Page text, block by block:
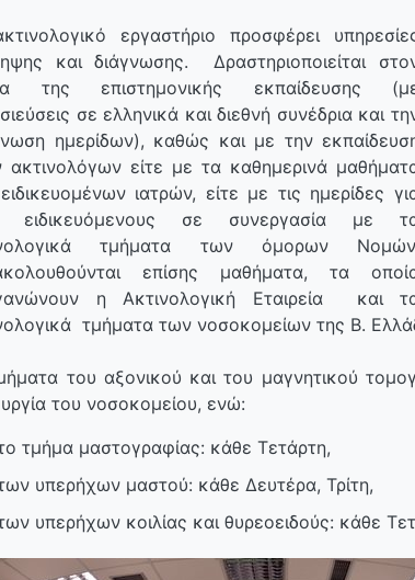
εργαστήριο προσφέρει
και διάγνωσης. Δραστηριοποιείται
της επιστημονικής εκπαίδευσης
σε ελληνικά και διεθνή συνέδρια και
ημερίδων), καθώς και με την
ακτινολόγων είτε με τα καθημερινά
ιατρών, είτε με τις ημερίδες
ειδικευόμενους σε συνεργασία με
τμήματα των όμορων
επίσης μαθήματα, τα
η Ακτινολογική Εταιρεία και
τμήματα των νοσοκομείων της Β.
του αξονικού και του μαγνητικού
του νοσοκομείου, ενώ:
τμήμα μαστογραφίας: κάθε Τετάρτη,
υπερήχων μαστού: κάθε Δευτέρα, Τρίτη,
υπερήχων κοιλίας και θυρεοειδούς: κάθε